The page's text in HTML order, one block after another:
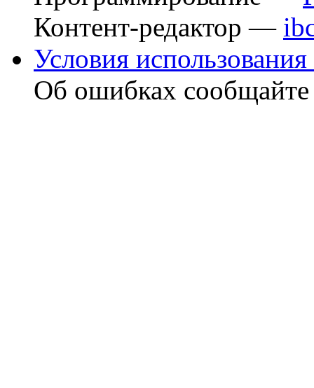
Контент-редактор —
Условия использования
Об ошибках